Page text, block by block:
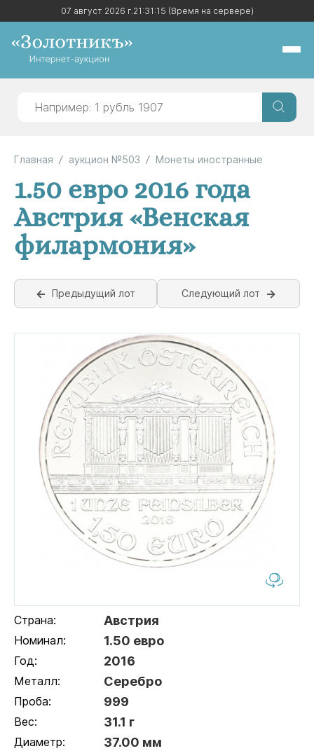
07 август 2026 г.21:31:15 (Время на сервере)
07 август 2026 г.21:31:15 (Время на сервере)
Главная аукцион №503 Монеты иностранные
1.50 евро 2016 года
Австрия «Венская
филармония»
Предыдущий лот Следующий лот
Страна: Австрия
Номинал: 1.50 евро
Год: 2016
Металл: Серебро
Проба: 999
Вес: 31.1 г
Диаметр: 37.00 мм